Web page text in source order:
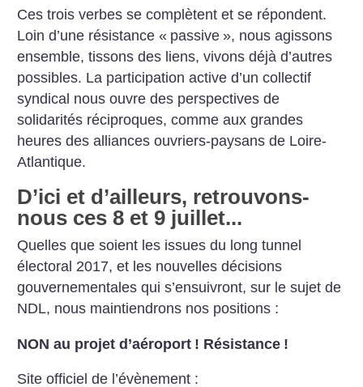
Ces trois verbes se complètent et se répondent.
Loin d’une résistance « passive », nous agissons
ensemble, tissons des liens, vivons déjà d’autres
possibles. La participation active d’un collectif
syndical nous ouvre des perspectives de
solidarités réciproques, comme aux grandes
heures des alliances ouvriers-paysans de Loire-
Atlantique.
D’ici et d’ailleurs, retrouvons-
nous ces 8 et 9 juillet...
Quelles que soient les issues du long tunnel
électoral 2017, et les nouvelles décisions
gouvernementales qui s’ensuivront, sur le sujet de
NDL, nous maintiendrons nos positions :
NON au projet d’aéroport ! Résistance !
Site officiel de l’évènement :